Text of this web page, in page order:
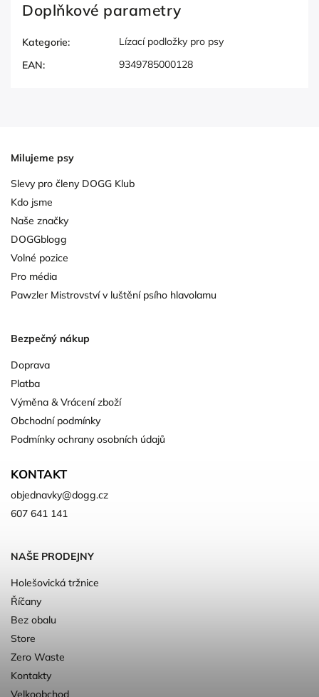
Doplňkové parametry
Kategorie:
Lízací podložky pro psy
EAN: 9349785000128
Milujeme psy
Slevy pro členy DOGG Klub
Kdo jsme
Naše značky
DOGGblogg
Volné pozice
Pro média
Pawzler Mistrovství v luštění psího hlavolamu
Bezpečný nákup
Doprava
Platba
Výměna & Vrácení zboží
Obchodní podmínky
Podmínky ochrany osobních údajů
KONTAKT
objednavky@dogg.cz
607 641 141
NAŠE PRODEJNY
Holešovická tržnice
Říčany
Bez obalu
Store
Zero Waste
Kontakty
Velkoobchod